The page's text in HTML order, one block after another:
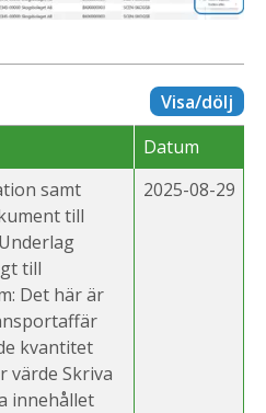
Visa/dölj
Datum
samt
till
till
Det här är
kvantitet
värde Skriva
innehållet
2025-08-29